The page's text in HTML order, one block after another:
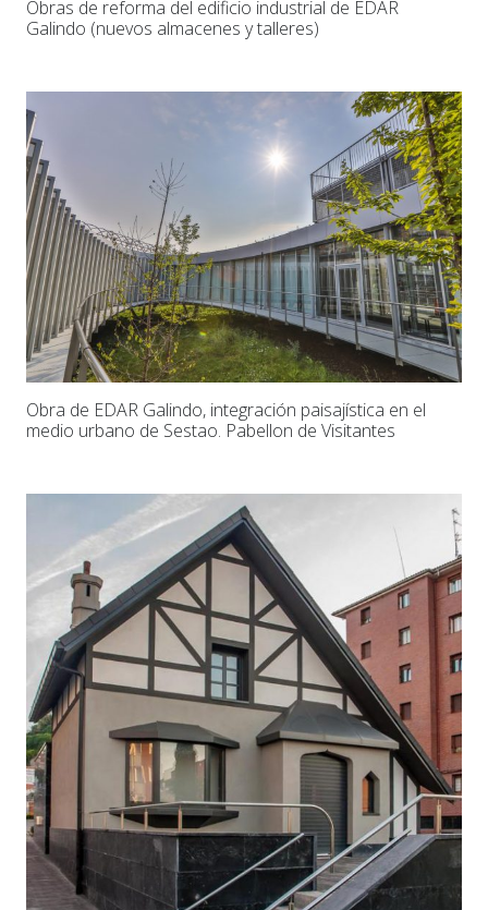
Obras de reforma del edificio industrial de EDAR
Galindo (nuevos almacenes y talleres)
Obra de EDAR Galindo, integración paisajística en el
medio urbano de Sestao. Pabellon de Visitantes